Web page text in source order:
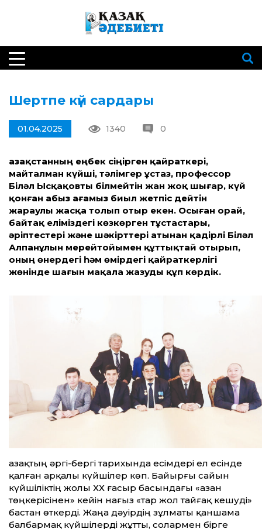
Шертпе күй сардары
01.04.2025 1340 0
Қазақ­станның еңбек сіңірген қайраткері,
майталман күйші, тәлімгер ұстаз, профессор
Біләл Ысқақовты білмейтін жан жоқ шығар, күй
қонған абыз ағамыз биыл жетпіс дейтін
жараулы жасқа толып отыр екен. Осыған орай,
байтақ еліміздегі көзкөрген тұстастары,
әріптестері және шәкірт­тері атынан қадірлі Біләл
Алпанұлын мерейтойы­мен құт­тықтай отырып,
оның өнердегі һәм өмірдегі қайраткерлігі
жөнінде шағын мақала жазуды құп көрдік.
Қазақтың әргі-бергі тарихында есімдері ел есінде
қалған арқалы күйшілер көп. Байырғы сайын
күйшіліктің жолы ХХ ғасыр басындағы «Қазан
төңкерісінен» ке­йін нағыз «тар жол тайғақ кешуді»
бастан өткерді. Жаңа дәуірдің зұлматы қаншама
балбармақ күйшілерді жұт­ты, солармен бірге